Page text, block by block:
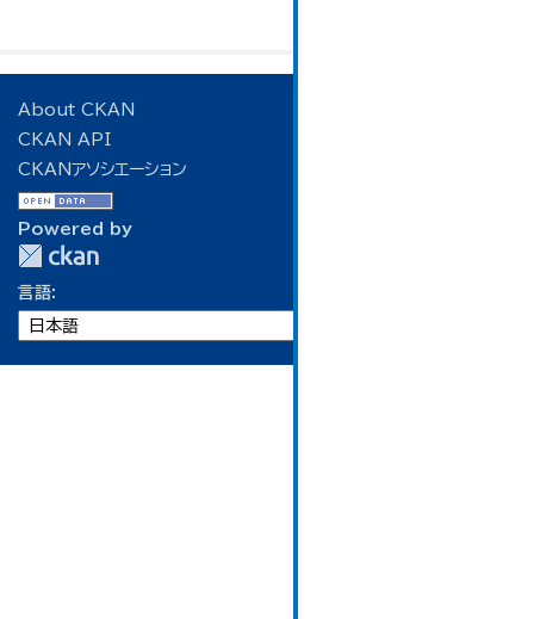
About CKAN
CKAN API
CKANアソシエーション
Powered by
言語